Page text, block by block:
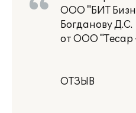
ООО "БИТ
Богданову Д.С.
от ООО "Тесар
ОТЗЫВ